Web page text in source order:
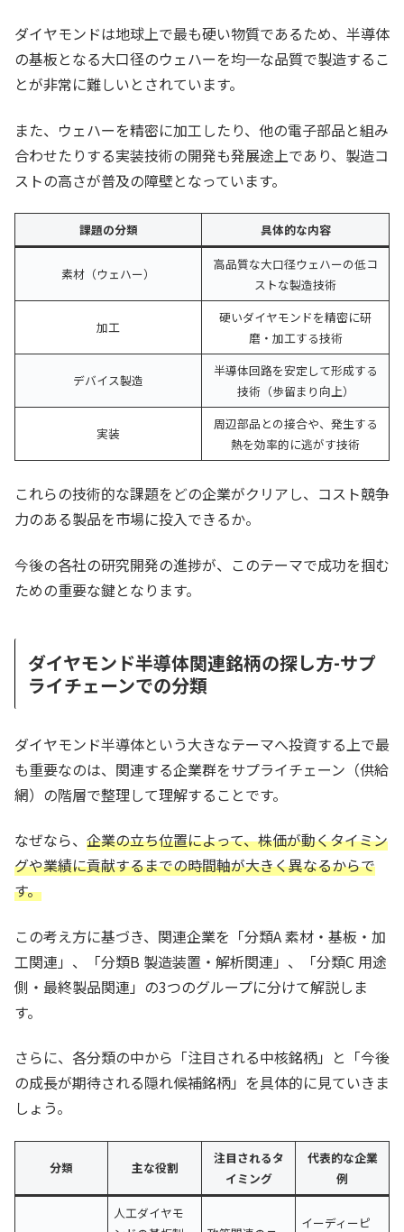
ダイヤモンドは地球上で最も硬い物質であるため、半導体
の基板となる大口径のウェハーを均一な品質で製造するこ
とが非常に難しいとされています。
また、ウェハーを精密に加工したり、他の電子部品と組み
合わせたりする実装技術の開発も発展途上であり、製造コ
ストの高さが普及の障壁となっています。
課題の分類 具体的な内容
素材（ウェハー）
高品質な大口径ウェハーの低コ
ストな製造技術
加工
硬いダイヤモンドを精密に研
磨・加工する技術
デバイス製造
半導体回路を安定して形成する
技術（歩留まり向上）
実装
周辺部品との接合や、発生する
熱を効率的に逃がす技術
これらの技術的な課題をどの企業がクリアし、コスト競争
力のある製品を市場に投入できるか。
今後の各社の研究開発の進捗が、このテーマで成功を掴む
ための重要な鍵となります。
ダイヤモンド半導体関連銘柄の探し方-サプ
ライチェーンでの分類
ダイヤモンド半導体という大きなテーマへ投資する上で最
も重要なのは、関連する企業群をサプライチェーン（供給
網）の階層で整理して理解することです。
なぜなら、 企業の立ち位置によって、株価が動くタイミン
グや業績に貢献するまでの時間軸が大きく異なるからで
す。
この考え方に基づき、関連企業を「分類A 素材・基板・加
工関連」、「分類B 製造装置・解析関連」、「分類C 用途
側・最終製品関連」の3つのグループに分けて解説しま
す。
さらに、各分類の中から「注目される中核銘柄」と「今後
の成長が期待される隠れ候補銘柄」を具体的に見ていきま
しょう。
分類 主な役割
注目されるタ
イミング
代表的な企業
例
人工ダイヤモ
イーディーピ